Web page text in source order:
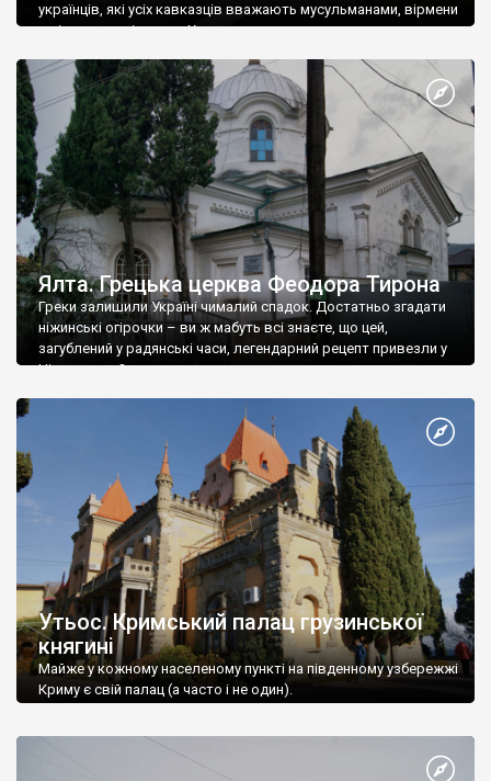
українців, які усіх кавказців вважають мусульманами, вірмени
є відданими вірянами Христа
Ялта. Грецька церква Феодора Тирона
Греки залишили Україні чималий спадок. Достатньо згадати
ніжинські огірочки – ви ж мабуть всі знаєте, що цей,
загублений у радянські часи, легендарний рецепт привезли у
Ніжин греки?
Утьос. Кримський палац грузинської
княгині
Майже у кожному населеному пункті на південному узбережжі
Криму є свій палац (а часто і не один).